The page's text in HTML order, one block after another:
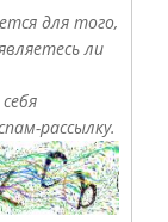
для того,
ли
рассылку.